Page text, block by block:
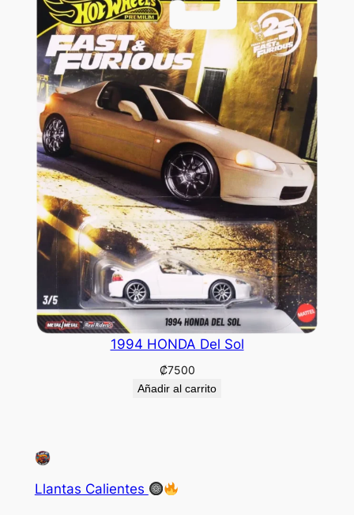
1994 HONDA Del Sol
₡7500
Añadir al carrito
Llantas Calientes